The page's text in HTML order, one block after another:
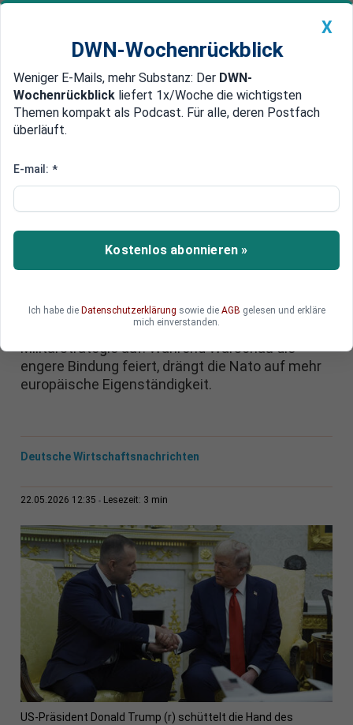
Newsticker MEIN DWN: Geldanlage Premium
Edelmetalle DWN-Magazin China
Strategie oder Belohnung?
Soldaten nach Polen
Während die USA ihre Truppenpräsenz in
Deutschland reduzieren, kündigt US-Präsident
Aufstockung in Polen an. Diese Entscheidung
wirft in Europa Fragen über die zugrundeliegende
Militärstrategie auf. Während Warschau die
engere Bindung feiert, drängt die Nato auf mehr
europäische Eigenständigkeit.
Deutsche Wirtschaftsnachrichten
22.05.2026 12:35 Lesezeit: 3 min
US-Präsident Donald Trump (r) schüttelt die Hand des
X
DWN-Wochenrückblick
Weniger E-Mails, mehr Substanz: Der DWN-
Wochenrückblick liefert 1x/Woche die wichtigsten
Themen kompakt als Podcast. Für alle, deren Postfach
überläuft.
E-mail: *
Kostenlos abonnieren »
Ich habe die Datenschutzerklärung sowie die AGB gelesen und erkläre
mich einverstanden.